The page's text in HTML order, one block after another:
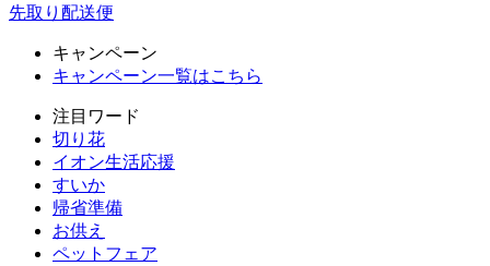
先取り配送便
キャンペーン
キャンペーン一覧はこちら
注目ワード
切り花
イオン生活応援
すいか
帰省準備
お供え
ペットフェア